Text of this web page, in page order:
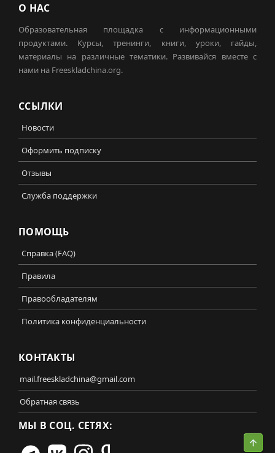
О НАС
Образовательная площадка с информационными
продуктами. Курсы, тренинги, книги, уроки, гайды,
материалы на различные тематики. Развивайся вместе с
нами на Freeskladchina.org.
ССЫЛКИ
Новости
Оформить подписку
Отзывы
Служба поддержки
ПОМОЩЬ
Справка (FAQ)
Правила
Правообладателям
Политика конфиденциальности
КОНТАКТЫ
mail.freeskladchina@gmail.com
Обратная связь
МЫ В СОЦ. СЕТЯХ: